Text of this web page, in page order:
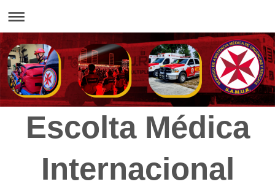
Escolta Médica
Internacional